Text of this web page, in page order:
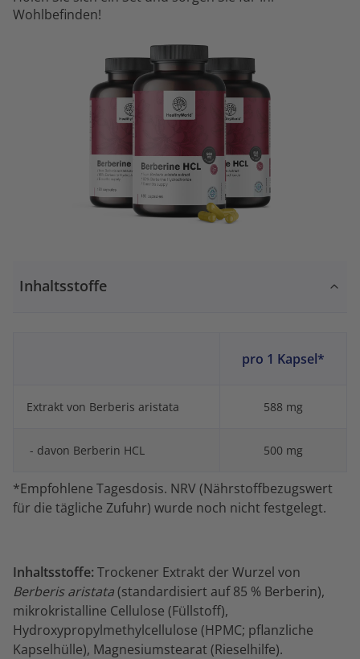
Wohlbefinden!
Inhaltsstoffe
pro 1 Kapsel*
Extrakt von Berberis aristata 588 mg
- davon Berberin HCL 500 mg
*Empfohlene Tagesdosis. NRV (Nährstoffbezugswert
für die tägliche Zufuhr) wurde noch nicht festgelegt.
Inhaltsstoffe: Trockener Extrakt der Wurzel von
Berberis aristata(standardisiert auf 85 % Berberin),
mikrokristalline Cellulose (Füllstoff),
Hydroxypropylmethylcellulose (HPMC; pflanzliche
Kapselhülle), Magnesiumstearat (Rieselhilfe).